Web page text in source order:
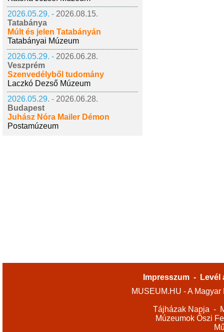
2026.05.29. - 2026.08.15.
Tatabánya
Múlt és jelen Tatabányán
Tatabányai Múzeum
2026.05.29. - 2026.06.28.
Veszprém
Szenvedélyből tudomány
Laczkó Dezső Múzeum
2026.05.29. - 2026.06.28.
Budapest
Juhász Nóra Mailer Démon
Postamúzeum
Impresszum -
Levél
MUSEUM.HU - A
Tájházak Napja -
Múzeumok Őszi